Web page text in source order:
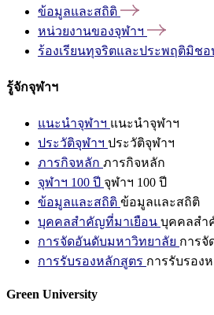
ข้อมูลและสถิติ
หน่วยงานของจุฬาฯ
ร้องเรียนทุจริตและประพฤติมิชอ
รู้จักจุฬาฯ
แนะนำจุฬาฯ แนะนำจุฬาฯ
ประวัติจุฬาฯ ประวัติจุฬาฯ
ภารกิจหลัก ภารกิจหลัก
จุฬาฯ 100 ปี จุฬาฯ 100 ปี
ข้อมูลและสถิติ ข้อมูลและสถิติ
บุคคลสำคัญที่มาเยือน บุคคลสำ
การจัดอันดับมหาวิทยาลัย การจั
การรับรองหลักสูตร การรับรอง
Green University